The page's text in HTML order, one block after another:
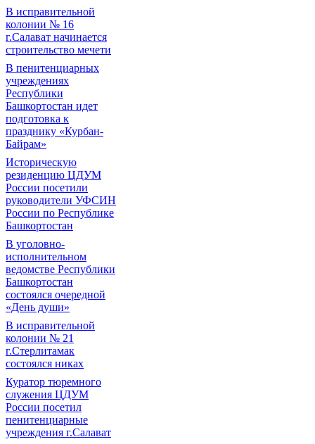
В исправительной
колонии № 16
г.Салават начинается
строительство мечети
В пенитенциарных
учреждениях
Республики
Башкортостан идет
подготовка к
празднику «Курбан-
Байрам»
Историческую
резиденцию ЦДУМ
России посетили
руководители УФСИН
России по Республике
Башкортостан
В уголовно-
исполнительном
ведомстве Республики
Башкортостан
состоялся очередной
«День души»
В исправительной
колонии № 21
г.Стерлитамак
состоялся никах
Куратор тюремного
служения ЦДУМ
России посетил
пенитенциарные
учреждения г.Салават